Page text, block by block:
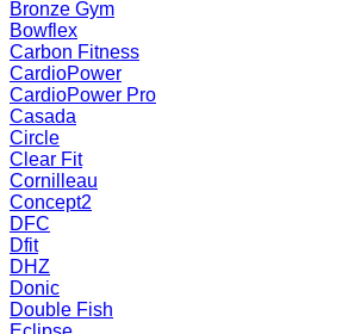
Bronze Gym
Bowflex
Carbon Fitness
CardioPower
CardioPower Pro
Casada
Circle
Clear Fit
Cornilleau
Concept2
DFC
Dfit
DHZ
Donic
Double Fish